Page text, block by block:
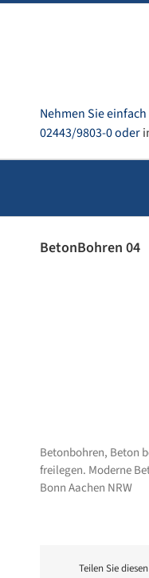
Zum
Nehmen Sie
02443/9803-0 oder
BetonBohren 04
Betonbohren, Beton
freilegen. Moderne
Bonn Aachen NRW
Teilen Sie